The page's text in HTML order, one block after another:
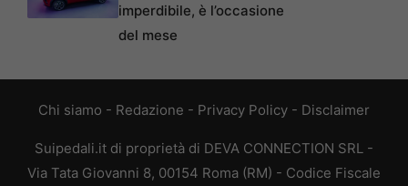
imperdibile, è l’occasione
del mese
Chi siamo - Redazione - Privacy Policy - Disclaimer
Suipedali.it di proprietà di DEVA CONNECTION SRL -
Via Tata Giovanni 8, 00154 Roma (RM) - Codice Fiscale